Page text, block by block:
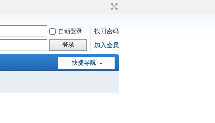
自动登录
找回密码
登录 加入会员
快捷导航